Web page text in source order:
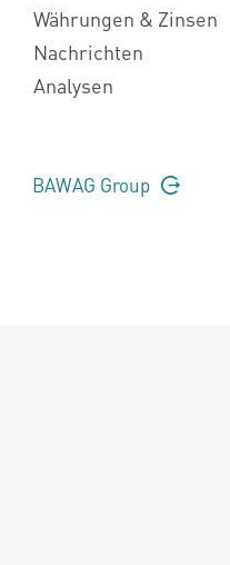
Währungen & Zinsen
Nachrichten
Analysen
BAWAG Group